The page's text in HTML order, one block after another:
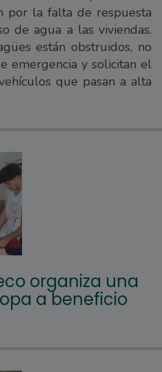
por la falta de respuesta
de agua a las viviendas.
están obstruidos, no
emergencia y solicitan el
que pasan a alta
organiza una
a beneficio